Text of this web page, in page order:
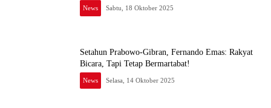
News Sabtu, 18 Oktober 2025
Setahun Prabowo-Gibran, Fernando Emas: Rakyat
Bicara, Tapi Tetap Bermartabat!
News Selasa, 14 Oktober 2025